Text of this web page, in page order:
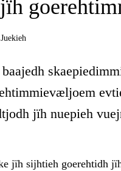
Juekieh
jïh nuepieh
jïh sijhtieh goerehtidh